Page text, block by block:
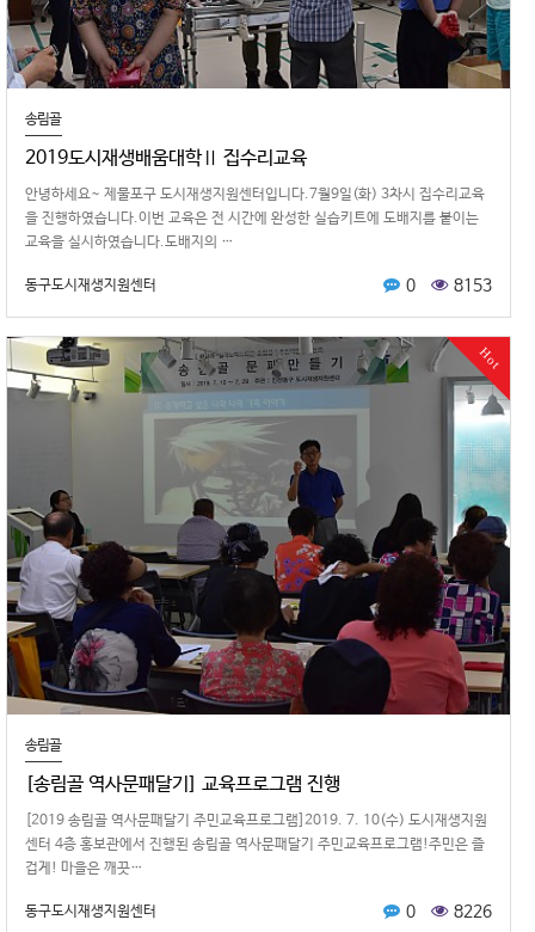
송림골
2019도시재생배움대학Ⅱ 집수리교육
안녕하세요~ 제물포구 도시재생지원센터입니다.7월9일(화) 3차시 집수리교육
을 진행하였습니다.이번 교육은 전 시간에 완성한 실습키트에 도배지를 붙이는
교육을 실시하였습니다.도배지의 …
동구도시재생지원센터 0 8153
Hot
송림골
[송림골 역사문패달기] 교육프로그램 진행
[2019 송림골 역사문패달기 주민교육프로그램]​​2019. 7. 10(수) 도시재생지원
센터 4층 홍보관에서 진행된 송림골 역사문패달기 주민교육프로그램!주민은 즐
겁게! 마을은 깨끗…
동구도시재생지원센터 0 8226